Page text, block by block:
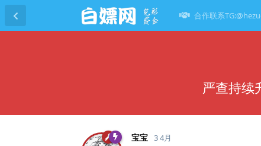
合作联系
严查持续
宝宝 3 4月